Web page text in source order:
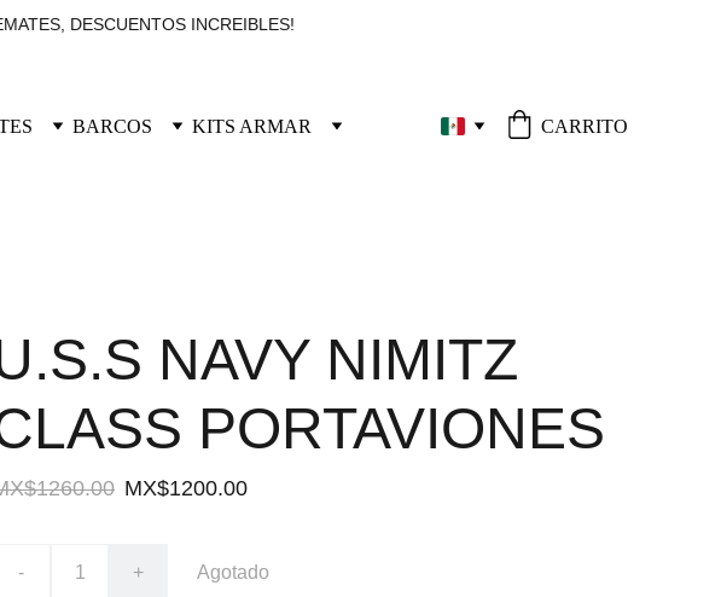
DESCUENTOS INCREIBLES!
BARCOS KITS ARMAR CARRITO
NAVY NIMITZ
PORTAVIONES
MX$1200.00
- + Agotado